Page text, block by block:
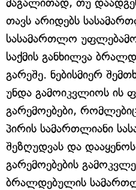
თავს არიდებს
სასამართლო
საქმის განხილვა
გარეშე. ნებისმიერ
უნდა გამოიკვლიოს ის
გარემოებები,
პირის სამართლიანი
შეზღუდვას და დააყენოს
გარემოებების
ბრალდებულის